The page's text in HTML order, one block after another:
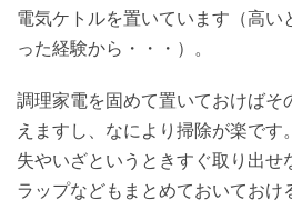
電気ケトルを置いています（高い
った経験から・・・）。
調理家電を固めて置いておけばそ
えますし、なにより掃除が楽で
失やいざというときすぐ取り出せ
ラップなどもまとめておいておけ